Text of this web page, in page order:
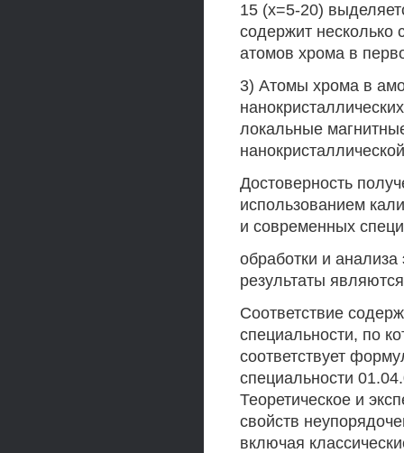
15 (х=5-20)
содержит несколько
атомов хрома в
3) Атомы хрома в
локальные
Достоверность
использованием
и современных
обработки и
результаты
Соответствие
специальности, по
соответствует
специальности
Теоретическое и
свойств
включая